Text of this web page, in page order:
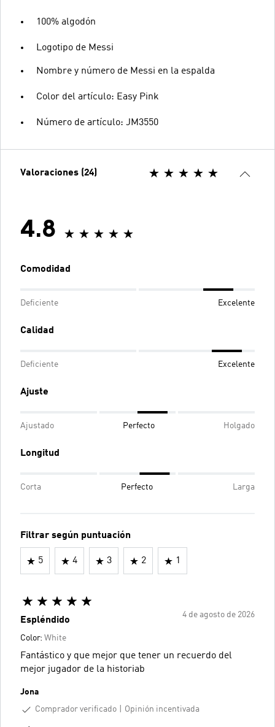
100% algodón
Logotipo de Messi
Nombre y número de Messi en la espalda
Color del artículo: Easy Pink
Número de artículo: JM3550
Valoraciones (24)
4.8
Comodidad
Deficiente Excelente
Calidad
Deficiente Excelente
Ajuste
Ajustado Perfecto Holgado
Longitud
Corta Perfecto Larga
Filtrar según puntuación
5 4 3 2 1
4 de agosto de 2026
Espléndido
Color: White
Fantástico y que mejor que tener un recuerdo del
mejor jugador de la historiab
Jona
Comprador verificado
Opinión incentivada